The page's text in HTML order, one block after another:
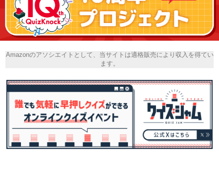
Amazonのアソシエイトとして、当サイトは適格販売により収入を得てい
ます。